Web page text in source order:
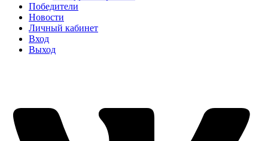
Победители
Новости
Личный кабинет
Вход
Выход